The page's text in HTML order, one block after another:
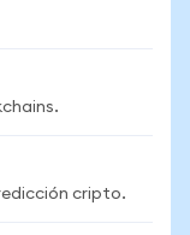
cripto.